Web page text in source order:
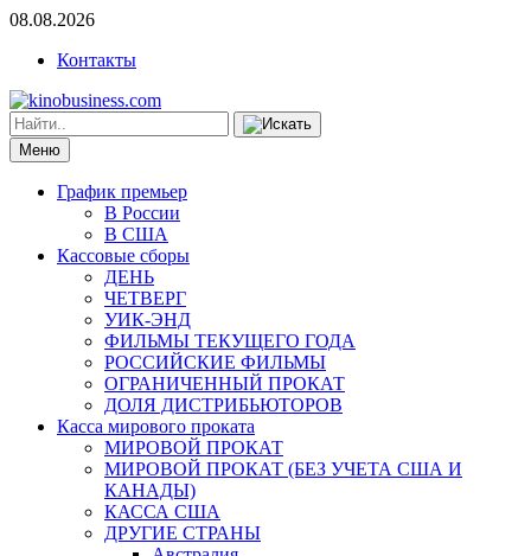
08.08.2026
Контакты
Меню
График премьер
В России
В США
Кассовые сборы
ДЕНЬ
ЧЕТВЕРГ
УИК-ЭНД
ФИЛЬМЫ ТЕКУЩЕГО ГОДА
РОССИЙСКИЕ ФИЛЬМЫ
ОГРАНИЧЕННЫЙ ПРОКАТ
ДОЛЯ ДИСТРИБЬЮТОРОВ
Касса мирового проката
МИРОВОЙ ПРОКАТ
МИРОВОЙ ПРОКАТ (БЕЗ УЧЕТА США И
КАНАДЫ)
КАССА США
ДРУГИЕ СТРАНЫ